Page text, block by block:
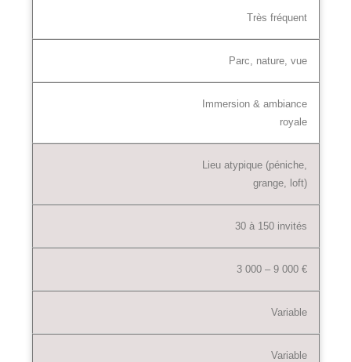
Très fréquent
Parc, nature, vue
Immersion & ambiance
royale
Lieu atypique (péniche,
grange, loft)
30 à 150 invités
3 000 – 9 000 €
Variable
Variable